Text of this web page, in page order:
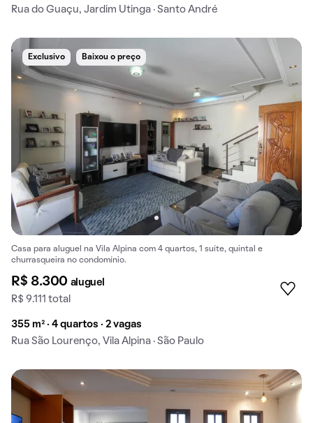
Rua do Guaçu, Jardim Utinga · Santo André
Exclusivo Baixou o preço
Casa para aluguel na Vila Alpina com 4 quartos, 1 suíte, quintal e
churrasqueira no condomínio.
R$ 8.300 aluguel
R$ 9.111 total
355 m² · 4 quartos · 2 vagas
Rua São Lourenço, Vila Alpina · São Paulo